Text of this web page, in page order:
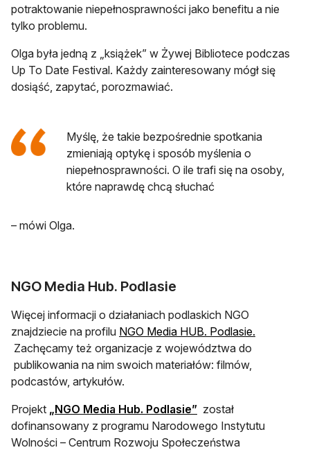
potraktowanie niepełnosprawności jako benefitu a nie
tylko problemu.
Olga była jedną z „książek” w Żywej Bibliotece podczas
Up To Date Festival. Każdy zainteresowany mógł się
dosiąść, zapytać, porozmawiać.
Myślę, że takie bezpośrednie spotkania
zmieniają optykę i sposób myślenia o
niepełnosprawności. O ile trafi się na osoby,
które naprawdę chcą słuchać
– mówi Olga.
NGO Media Hub. Podlasie
Więcej informacji o działaniach podlaskich NGO
znajdziecie na profilu NGO Media HUB. Podlasie.
otwiera się w nowej karcie
Zachęcamy też organizacje z województwa do
publikowania na nim swoich materiałów: filmów,
podcastów, artykułów.
Projekt „NGO Media Hub. Podlasie”otwiera się w nowej
został
dofinansowany z programu Narodowego Instytutu
Wolności – Centrum Rozwoju Społeczeństwa